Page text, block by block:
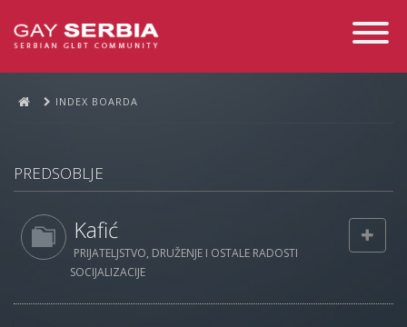
Toggle
INDEX BOARDA
PREDSOBLJE
Kafić
PRIJATELJSTVO, DRUŽENJE I OSTALE RADOSTI
SOCIJALIZACIJE